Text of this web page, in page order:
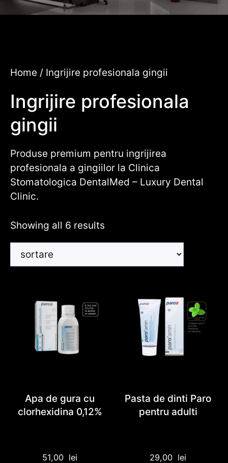
Home / Ingrijire profesionala gingii
Ingrijire profesionala
gingii
Produse premium pentru ingrijirea
profesionala a gingiilor la Clinica
Stomatologica DentalMed – Luxury Dental
Clinic.
Showing all 6 results
Apa de gura cu
clorhexidina 0,12%
51,00 lei
Pasta de dinti Paro
pentru adulti
29,00 lei